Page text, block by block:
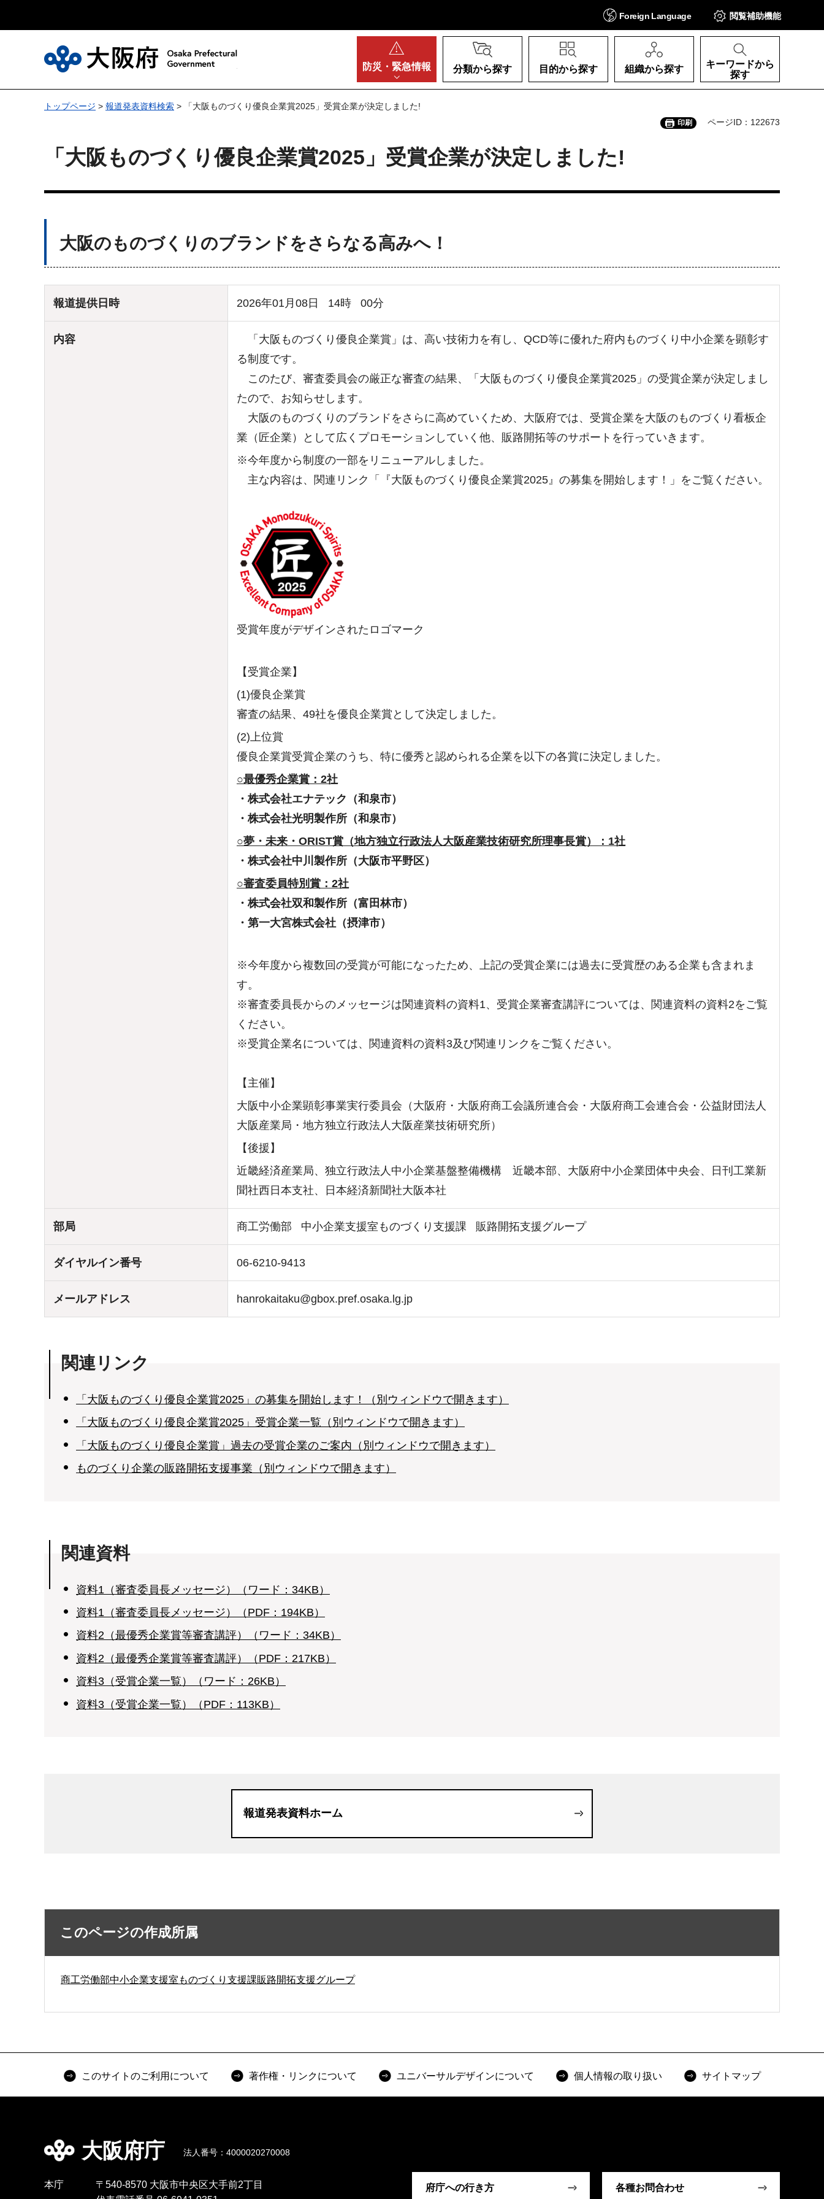
Foreign Language 閲覧補助機能
防災・ 緊急情報 分類から探す 目的から探す 組織から探す
キーワードから
探す
トップページ > 報道発表資料検索 > 「大阪ものづくり優良企業賞2025」受賞企業が決定しました!
印刷 ページID：122673
「大阪ものづくり優良企業賞2025」受賞企業が決定しました!
大阪のものづくりのブランドをさらなる高みへ！
報道提供日時 2026年01月08日 14時 00分
内容
「大阪ものづくり優良企業賞」は、高い技術力を有し、QCD等に優れた府内ものづくり中小企業を顕彰す
る制度です。
このたび、審査委員会の厳正な審査の結果、「大阪ものづくり優良企業賞2025」の受賞企業が決定しまし
たので、お知らせします。
大阪のものづくりのブランドをさらに高めていくため、大阪府では、受賞企業を大阪のものづくり看板企
業（匠企業）として広くプロモーションしていく他、販路開拓等のサポートを行っていきます。
※今年度から制度の一部をリニューアルしました。
主な内容は、関連リンク「『大阪ものづくり優良企業賞2025』の募集を開始します！」をご覧ください。
受賞年度がデザインされたロゴマーク
【受賞企業】
(1)優良企業賞
審査の結果、49社を優良企業賞として決定しました。
(2)上位賞
優良企業賞受賞企業のうち、特に優秀と認められる企業を以下の各賞に決定しました。
○最優秀企業賞：2社
・株式会社エナテック（和泉市）
・株式会社光明製作所（和泉市）
○夢・未来・ORIST賞（地方独立行政法人大阪産業技術研究所理事長賞）：1社
・株式会社中川製作所（大阪市平野区）
○審査委員特別賞：2社
・株式会社双和製作所（富田林市）
・第一大宮株式会社（摂津市）
※今年度から複数回の受賞が可能になったため、上記の受賞企業には過去に受賞歴のある企業も含まれま
す。
※審査委員長からのメッセージは関連資料の資料1、受賞企業審査講評については、関連資料の資料2をご覧
ください。
※受賞企業名については、関連資料の資料3及び関連リンクをご覧ください。
【主催】
大阪中小企業顕彰事業実行委員会（大阪府・大阪府商工会議所連合会・大阪府商工会連合会・公益財団法人
大阪産業局・地方独立行政法人大阪産業技術研究所）
【後援】
近畿経済産業局、独立行政法人中小企業基盤整備機構 近畿本部、大阪府中小企業団体中央会、日刊工業新
聞社西日本支社、日本経済新聞社大阪本社
部局 商工労働部 中小企業支援室ものづくり支援課 販路開拓支援グループ
ダイヤルイン番号 06-6210-9413
メールアドレス hanrokaitaku@gbox.pref.osaka.lg.jp
関連リンク
「大阪ものづくり優良企業賞2025」の募集を開始します！（別ウィンドウで開きます）
「大阪ものづくり優良企業賞2025」受賞企業一覧（別ウィンドウで開きます）
「大阪ものづくり優良企業賞」過去の受賞企業のご案内（別ウィンドウで開きます）
ものづくり企業の販路開拓支援事業（別ウィンドウで開きます）
関連資料
資料1（審査委員長メッセージ）（ワード：34KB）
資料1（審査委員長メッセージ）（PDF：194KB）
資料2（最優秀企業賞等審査講評）（ワード：34KB）
資料2（最優秀企業賞等審査講評）（PDF：217KB）
資料3（受賞企業一覧）（ワード：26KB）
資料3（受賞企業一覧）（PDF：113KB）
報道発表資料ホーム
このページの作成所属
商工労働部中小企業支援室ものづくり支援課販路開拓支援グループ
このサイトのご利用について 著作権・リンクについて ユニバーサルデザインについて 個人情報の取り扱い サイトマップ
大阪府庁 法人番号：4000020270008
本庁
〒540-8570 大阪市中央区大手前2丁目
府庁への行き方 各種お問合わせ